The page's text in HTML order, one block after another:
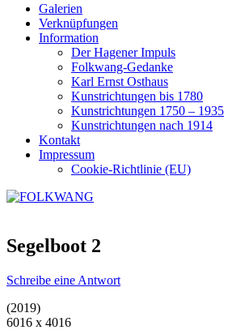
Galerien
Verknüpfungen
Information
Der Hagener Impuls
Folkwang-Gedanke
Karl Ernst Osthaus
Kunstrichtungen bis 1780
Kunstrichtungen 1750 – 1935
Kunstrichtungen nach 1914
Kontakt
Impressum
Cookie-Richtlinie (EU)
Segelboot 2
Schreibe eine Antwort
(2019)
6016 x 4016